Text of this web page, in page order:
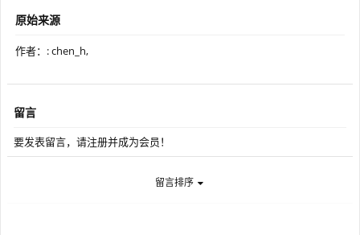
原始来源
作者：: chen_h,
留言
要发表留言，请注册并成为会员！
留言排序